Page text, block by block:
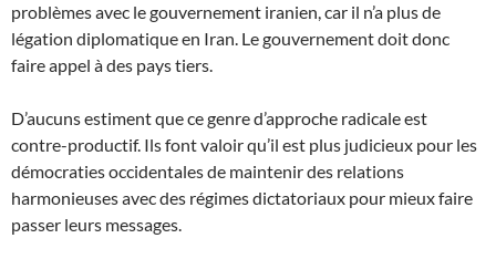
problèmes avec le gouvernement iranien, car il n’a plus de
légation diplomatique en Iran. Le gouvernement doit donc
faire appel à des pays tiers.
D’aucuns estiment que ce genre d’approche radicale est
contre-productif. Ils font valoir qu’il est plus judicieux pour les
démocraties occidentales de maintenir des relations
harmonieuses avec des régimes dictatoriaux pour mieux faire
passer leurs messages.